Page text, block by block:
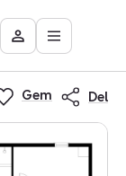
Besøg
Mit
Nybolig
Åbn
Gem Del